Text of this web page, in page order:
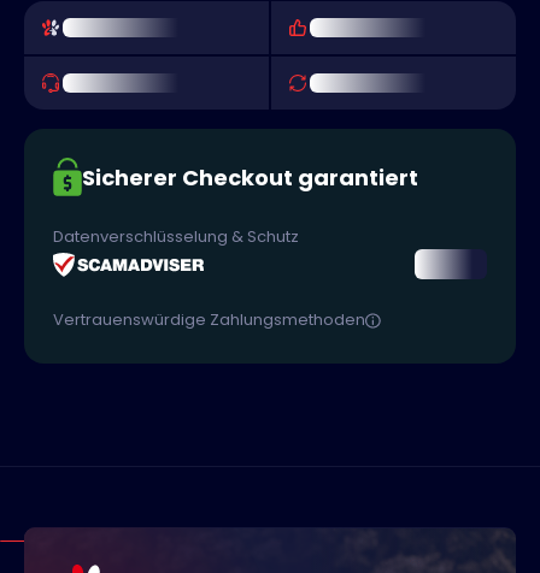
Sicherer Checkout garantiert
Datenverschlüsselung & Schutz
Vertrauenswürdige Zahlungsmethoden